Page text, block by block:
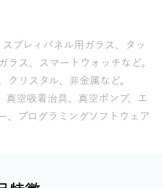
プレィパネル用ガラス、タッ
ラス、スマートウォッチなど。
クリスタル、非金属など。
真空吸着治具、真空ポンプ、エ
、プログラミングソフトウェア